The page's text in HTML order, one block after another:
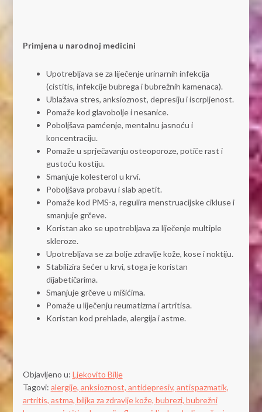
Primjena u narodnoj medicini
Upotrebljava se za liječenje urinarnih infekcija
(cistitis, infekcije bubrega i bubrežnih kamenaca).
Ublažava stres, anksioznost, depresiju i iscrpljenost.
Pomaže kod glavobolje i nesanice.
Poboljšava pamćenje, mentalnu jasnoću i
koncentraciju.
Pomaže u sprječavanju osteoporoze, potiče rast i
gustoću kostiju.
Smanjuje kolesterol u krvi.
Poboljšava probavu i slab apetit.
Pomaže kod PMS-a, regulira menstruacijske cikluse i
smanjuje grčeve.
Koristan ako se upotrebljava za liječenje multiple
skleroze.
Upotrebljava se za bolje zdravlje kože, kose i noktiju.
Stabilizira šećer u krvi, stoga je koristan
dijabetičarima.
Smanjuje grčeve u mišićima.
Pomaže u liječenju reumatizma i artritisa.
Koristan kod prehlade, alergija i astme.
Objavljeno u: Ljekovito Bilje
Tagovi: alergije, anksioznost, antidepresiv, antispazmatik,
artritis, astma, biljka za zdravlje kože, bubrezi, bubrežni